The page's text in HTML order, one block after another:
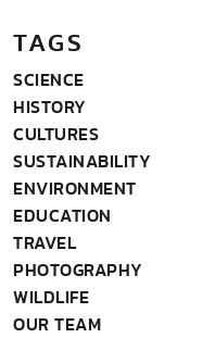
TAGS
SCIENCE
HISTORY
CULTURES
SUSTAINABILITY
ENVIRONMENT
EDUCATION
TRAVEL
PHOTOGRAPHY
WILDLIFE
OUR TEAM